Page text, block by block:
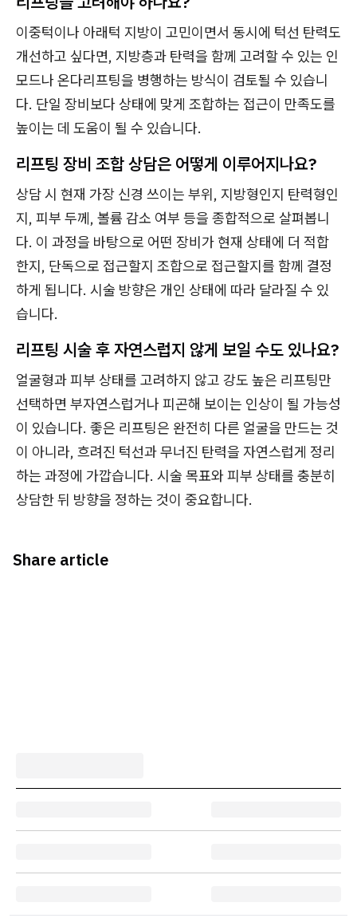
이중턱이나 아래턱 지방이 고민이면서 동시에 턱선 탄력도
개선하고 싶다면, 지방층과 탄력을 함께 고려할 수 있는 인
모드나 온다리프팅을 병행하는 방식이 검토될 수 있습니
다. 단일 장비보다 상태에 맞게 조합하는 접근이 만족도를
높이는 데 도움이 될 수 있습니다.
리프팅 장비 조합 상담은 어떻게 이루어지나요?
상담 시 현재 가장 신경 쓰이는 부위, 지방형인지 탄력형인
지, 피부 두께, 볼륨 감소 여부 등을 종합적으로 살펴봅니
다. 이 과정을 바탕으로 어떤 장비가 현재 상태에 더 적합
한지, 단독으로 접근할지 조합으로 접근할지를 함께 결정
하게 됩니다. 시술 방향은 개인 상태에 따라 달라질 수 있
습니다.
리프팅 시술 후 자연스럽지 않게 보일 수도 있나요?
얼굴형과 피부 상태를 고려하지 않고 강도 높은 리프팅만
선택하면 부자연스럽거나 피곤해 보이는 인상이 될 가능성
이 있습니다. 좋은 리프팅은 완전히 다른 얼굴을 만드는 것
이 아니라, 흐려진 턱선과 무너진 탄력을 자연스럽게 정리
하는 과정에 가깝습니다. 시술 목표와 피부 상태를 충분히
상담한 뒤 방향을 정하는 것이 중요합니다.
Share article